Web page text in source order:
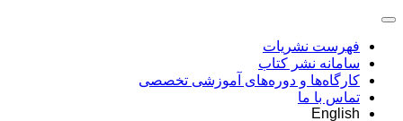
فهرست نشریات
سامانه نشر کتاب
کارگاه‌ها و دوره‌های آموزشی تخصصی
تماس با ما
English